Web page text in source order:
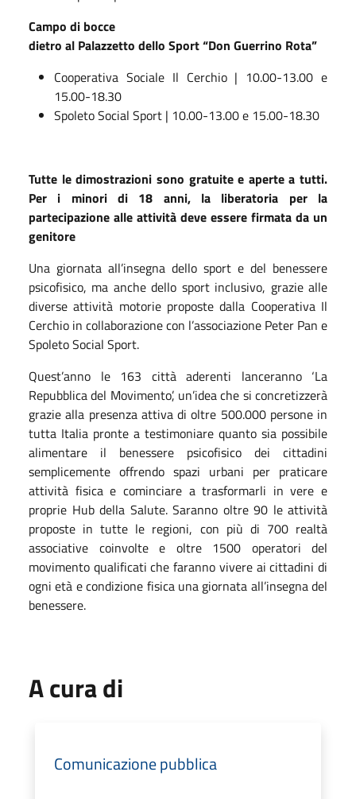
Campo di bocce
dietro al Palazzetto dello Sport “Don Guerrino Rota”
Cooperativa Sociale Il Cerchio | 10.00-13.00 e
15.00-18.30
Spoleto Social Sport | 10.00-13.00 e 15.00-18.30
Tutte le dimostrazioni sono gratuite e aperte a tutti.
Per i minori di 18 anni, la liberatoria per la
partecipazione alle attività deve essere firmata da un
genitore
Una giornata all’insegna dello sport e del benessere
psicofisico, ma anche dello sport inclusivo, grazie alle
diverse attività motorie proposte dalla Cooperativa Il
Cerchio in collaborazione con l’associazione Peter Pan e
Spoleto Social Sport.
Quest’anno le 163 città aderenti lanceranno ‘La
Repubblica del Movimento’, un’idea che si concretizzerà
grazie alla presenza attiva di oltre 500.000 persone in
tutta Italia pronte a testimoniare quanto sia possibile
alimentare il benessere psicofisico dei cittadini
semplicemente offrendo spazi urbani per praticare
attività fisica e cominciare a trasformarli in vere e
proprie Hub della Salute. Saranno oltre 90 le attività
proposte in tutte le regioni, con più di 700 realtà
associative coinvolte e oltre 1500 operatori del
movimento qualificati che faranno vivere ai cittadini di
ogni età e condizione fisica una giornata all’insegna del
benessere.
A cura di
Comunicazione pubblica